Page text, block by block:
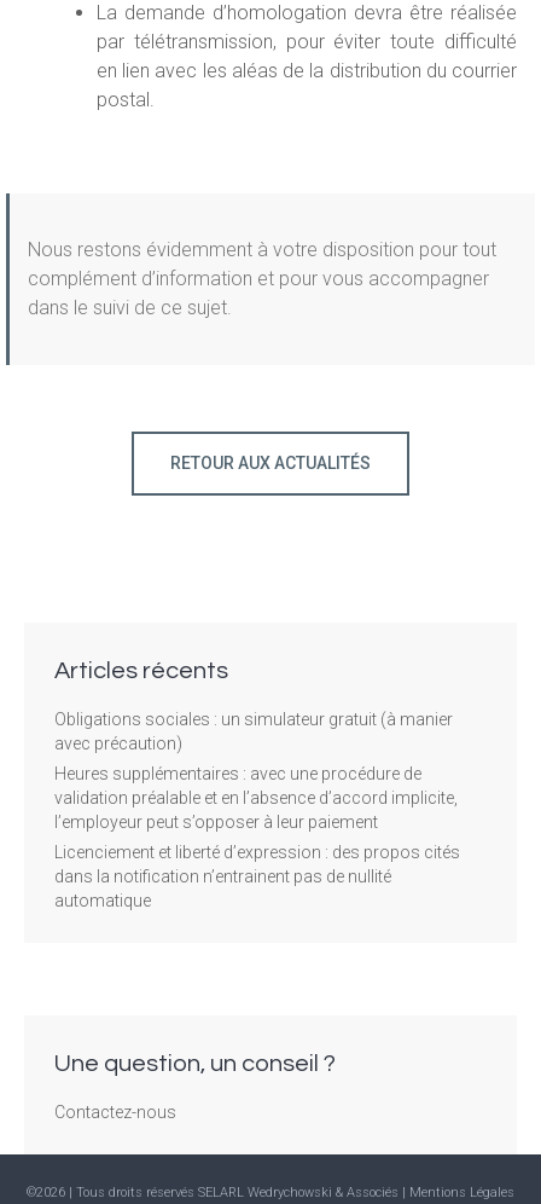
La demande d’homologation devra être réalisée
par télétransmission, pour éviter toute difficulté
en lien avec les aléas de la distribution du courrier
postal.
Nous restons évidemment à votre disposition pour tout
complément d’information et pour vous accompagner
dans le suivi de ce sujet.
RETOUR AUX ACTUALITÉS
Articles récents
Obligations sociales : un simulateur gratuit (à manier
avec précaution)
Heures supplémentaires : avec une procédure de
validation préalable et en l’absence d’accord implicite,
l’employeur peut s’opposer à leur paiement
Licenciement et liberté d’expression : des propos cités
dans la notification n’entrainent pas de nullité
automatique
Une question, un conseil ?
Contactez-nous
©2026 | Tous droits réservés SELARL Wedrychowski & Associés | Mentions Légales